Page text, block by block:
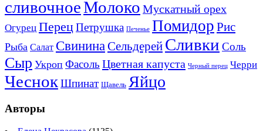
сливочноеМолоко Мускатный орех
Огурец ПерецПетрушка Печенье Помидор Рис
Рыба Салат СвининаСельдерей Сливки Соль
Сыр Укроп Фасоль Цветная капуста Черный перец Черри
ЧеснокШпинат Щавель Яйцо
Авторы